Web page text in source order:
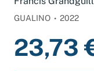
Francis
23,73